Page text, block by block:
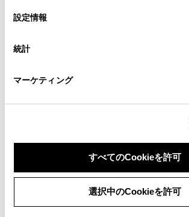
デバイスにすべてのCookie(クッキー)が保存
意したことになります。Cookie(クッキー)
設定の変更、同意を撤回したりするにあた
「Cookie（クッキー）情報の取り扱いについ
設定情報
統計
マーケティング
すべてのCookieを許可
選択中のCookieを許可
ワゴン
SUV